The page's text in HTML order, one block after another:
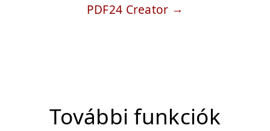
PDF24 Creator
További funkciók